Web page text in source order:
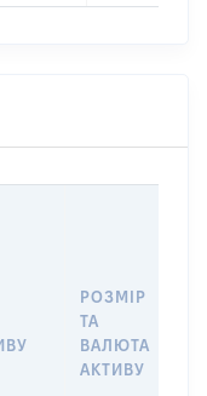
РОЗМІР
ТА
ВАЛЮТА
АКТИВУ